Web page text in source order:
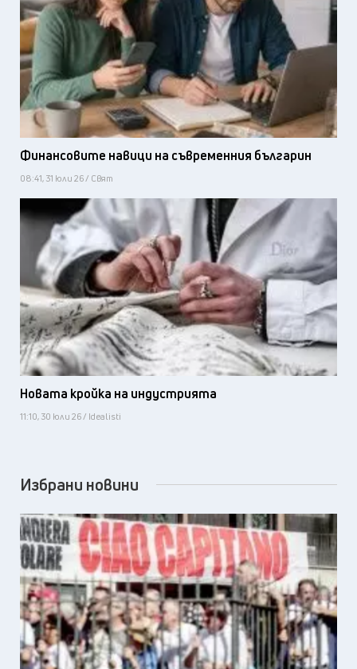
Финансовите навици на съвременния българин
08:41, 31 юли 26 / Свят
Новата кройка на индустрията
11:10, 30 юли 26 / Idealisti
Избрани новини